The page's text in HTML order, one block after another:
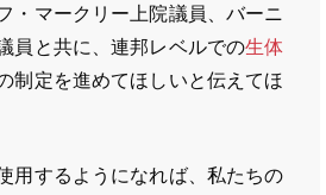
・マークリー上院議員、バーニ
員と共に、連邦レベルでの生体
制定を進めてほしいと伝えてほ
用するようになれば、私たちの